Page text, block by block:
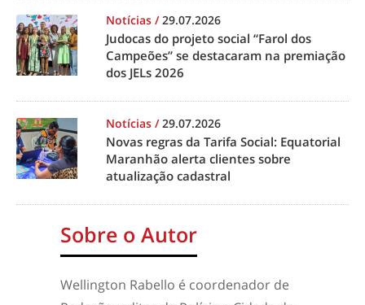
Notícias /29.07.2026
Judocas do projeto social “Farol dos
Campeões” se destacaram na premiação
dos JELs 2026
Notícias /29.07.2026
Novas regras da Tarifa Social: Equatorial
Maranhão alerta clientes sobre
atualização cadastral
Sobre o Autor
Wellington Rabello é coordenador de